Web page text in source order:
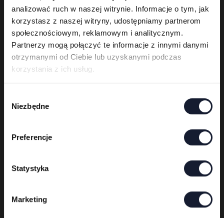
analizować ruch w naszej witrynie. Informacje o tym, jak
korzystasz z naszej witryny, udostępniamy partnerom
społecznościowym, reklamowym i analitycznym.
Partnerzy mogą połączyć te informacje z innymi danymi
otrzymanymi od Ciebie lub uzyskanymi podczas
korzystania z ich usług.
zgody
Niezbędne
Preferencje
Statystyka
Marketing
Ticket kaufen
Festivalveranstalter